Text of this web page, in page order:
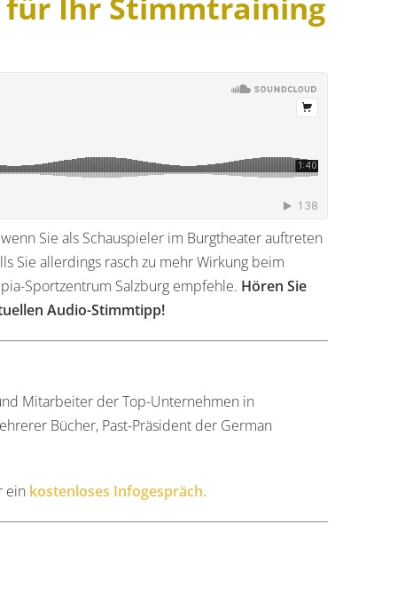
Sie als Schauspieler im Burgtheater auftreten
Sie allerdings rasch zu mehr Wirkung beim
Sportzentrum Salzburg empfehle. Hören Sie
Audio-Stimmtipp!
Mitarbeiter der Top-Unternehmen in
Bücher, Past-Präsident der German
ein kostenloses Infogespräch.